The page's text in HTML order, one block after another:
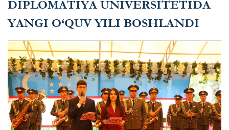
DIPLOMATIYA UNIVERSITETIDA
YANGI O‘QUV YILI BOSHLANDI